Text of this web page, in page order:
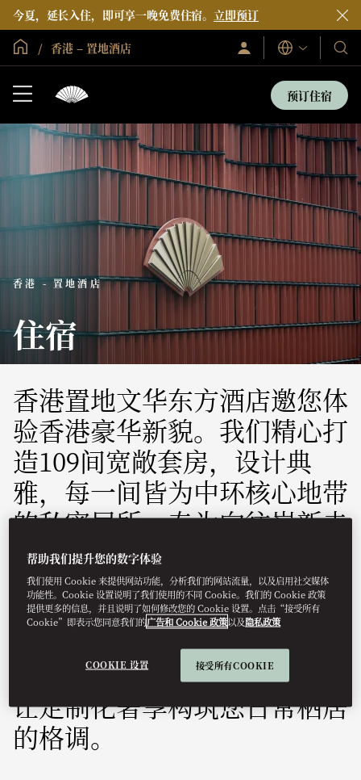
今夏，延长入住，即可享一晚免费住宿。 立即预订
全球首页
香港 – 置地酒店
登
录/
语
言
我
们
的
酒
和
度
村
预订住宿
香港 - 置地酒店
住宿
香港置地文华东方酒店邀您体
验香港豪华新貌。我们精心打
造109间宽敞套房，设计典
雅，每一间皆为中环核心地带
的私密居所，专为向往崭新未
来的宾客而设计。如果您希望
沉浸式享受下榻时光，我们的
行政套房将为您升级旅居体
验，提供精心打造的住宅生活
方式；每处细节均悉心考量，
让定制化奢享构筑您日常栖居
的格调。
帮助我们提升您的数字体验
我们使用 Cookie 来提供网站功能，分析我们的网站流量，以及启用社交媒体
功能性。Cookie 设置说明了我们使用的不同 Cookie。我们的 Cookie 政策
提供更多的信息，并且说明了如何修改您的 Cookie 设置。点击“接受所有
Cookie”即表示您同意我们的广告和 Cookie 政策以及隐私政策
COOKIE 设置 接受所有COOKIE